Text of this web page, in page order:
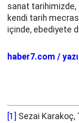
sanat tarihimizde,
kendi tarih
içinde, ebediyete
haber7.com /
[1] Sezai Karakoç,